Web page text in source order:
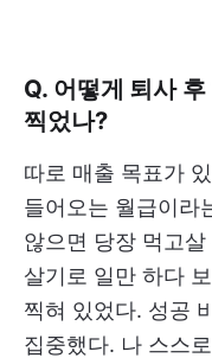
Q. 어떻게 퇴사
찍었나?
따로 매출 목표가
들어오는 월급이라
않으면 당장 먹고
살기로 일만 하다
찍혀 있었다. 성공
집중했다. 나 스스